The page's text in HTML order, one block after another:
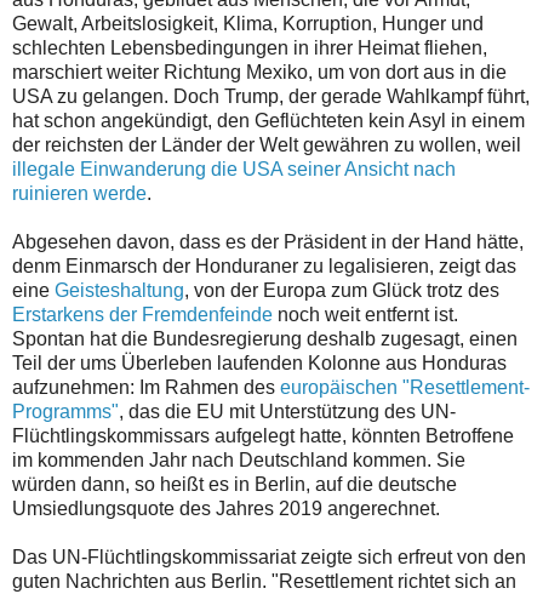
Gewalt, Arbeitslosigkeit, Klima, Korruption, Hunger und
schlechten Lebensbedingungen in ihrer Heimat fliehen,
marschiert weiter Richtung Mexiko, um von dort aus in die
USA zu gelangen. Doch Trump, der gerade Wahlkampf führt,
hat schon angekündigt, den Geflüchteten kein Asyl in einem
der reichsten der Länder der Welt gewähren zu wollen, weil
illegale Einwanderung die USA seiner Ansicht nach
ruinieren werde.
Abgesehen davon, dass es der Präsident in der Hand hätte,
denm Einmarsch der Honduraner zu legalisieren, zeigt das
eine Geisteshaltung, von der Europa zum Glück trotz des
Erstarkens der Fremdenfeinde noch weit entfernt ist.
Spontan hat die Bundesregierung deshalb zugesagt, einen
Teil der ums Überleben laufenden Kolonne aus Honduras
aufzunehmen: Im Rahmen des europäischen "Resettlement-
Programms", das die EU mit Unterstützung des UN-
Flüchtlingskommissars aufgelegt hatte, könnten Betroffene
im kommenden Jahr nach Deutschland kommen. Sie
würden dann, so heißt es in Berlin, auf die deutsche
Umsiedlungsquote des Jahres 2019 angerechnet.
Das UN-Flüchtlingskommissariat zeigte sich erfreut von den
guten Nachrichten aus Berlin. "Resettlement richtet sich an